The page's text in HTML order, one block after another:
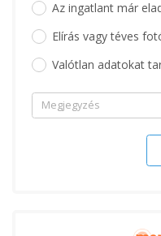
Az ingatlant már
Elírás vagy téves
Valótlan adatokat